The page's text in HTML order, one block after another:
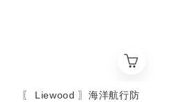
〖 Liewood 〗海洋航行防